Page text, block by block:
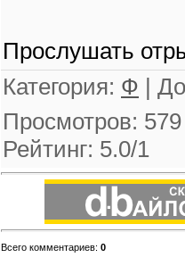
Прослушать
Категория: Ф |
Просмотров: 579
Рейтинг: 5.0/1
Всего комментариев: 0